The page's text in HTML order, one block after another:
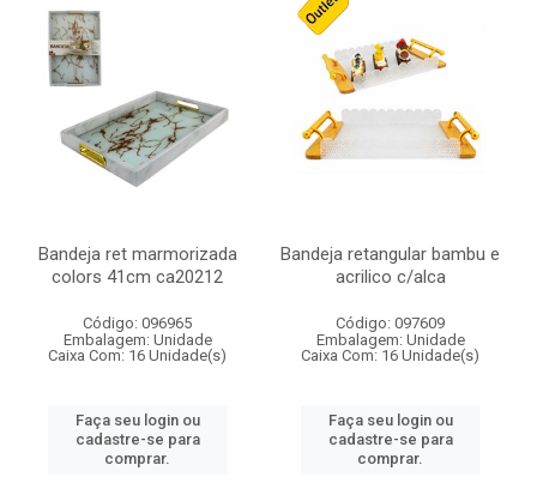
Bandeja ret marmorizada
colors 41cm ca20212
Código: 096965
Embalagem: Unidade
Caixa Com: 16 Unidade(s)
Faça seu login ou
cadastre-se para
comprar.
Bandeja retangular bambu e
acrilico c/alca
Código: 097609
Embalagem: Unidade
Caixa Com: 16 Unidade(s)
Faça seu login ou
cadastre-se para
comprar.